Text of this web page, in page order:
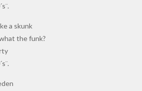
a skunk
the funk?